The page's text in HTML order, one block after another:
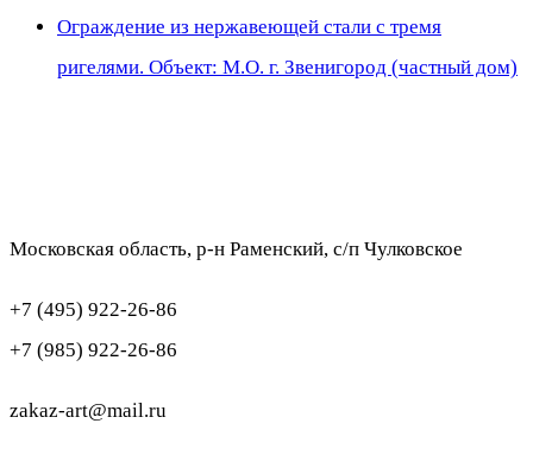
Ограждение из нержавеющей стали с тремя
ригелями. Объект: М.О. г. Звенигород (частный дом)
Московская область, р-н Раменский, с/п Чулковское
+7 (495) 922-26-86
+7 (985) 922-26-86
zakaz-art@mail.ru